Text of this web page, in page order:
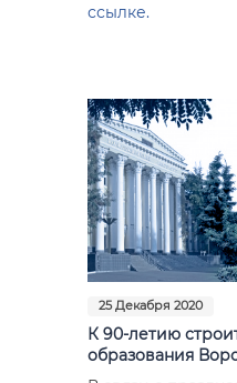
ссылке.
25 Декабря 2020
К 90-летию
образования